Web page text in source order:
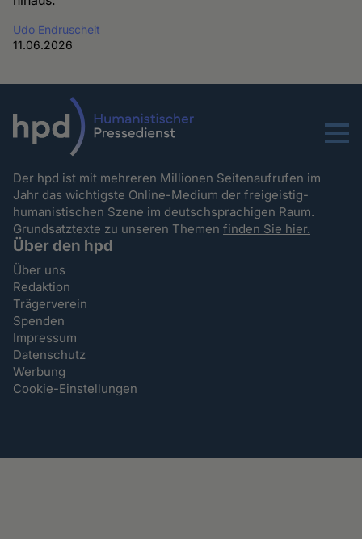
Udo Endruscheit
11.06.2026
Menu
Der hpd ist mit mehreren Millionen Seitenaufrufen im
Jahr das wichtigste Online-Medium der freigeistig-
humanistischen Szene im deutschsprachigen Raum.
Grundsatztexte zu unseren Themenfinden Sie hier.
Über den hpd
Über uns
Redaktion
Trägerverein
Spenden
Impressum
Datenschutz
Werbung
Cookie-Einstellungen